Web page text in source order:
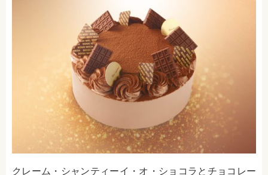
クレーム・シャンティーイ・オ・ショコラとチョコレー